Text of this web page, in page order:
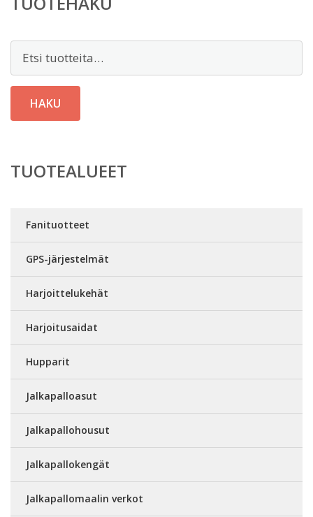
Etsi:
HAKU
TUOTEALUEET
Fanituotteet
GPS-järjestelmät
Harjoittelukehät
Harjoitusaidat
Hupparit
Jalkapalloasut
Jalkapallohousut
Jalkapallokengät
Jalkapallomaalin verkot